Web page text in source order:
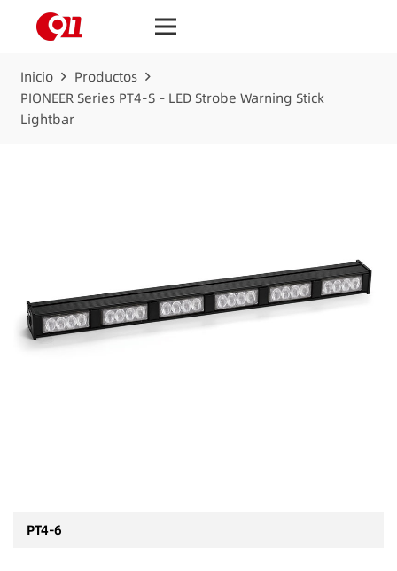
Inicio
Productos
PIONEER Series PT4-S – LED Strobe Warning Stick
Lightbar
PT4-6